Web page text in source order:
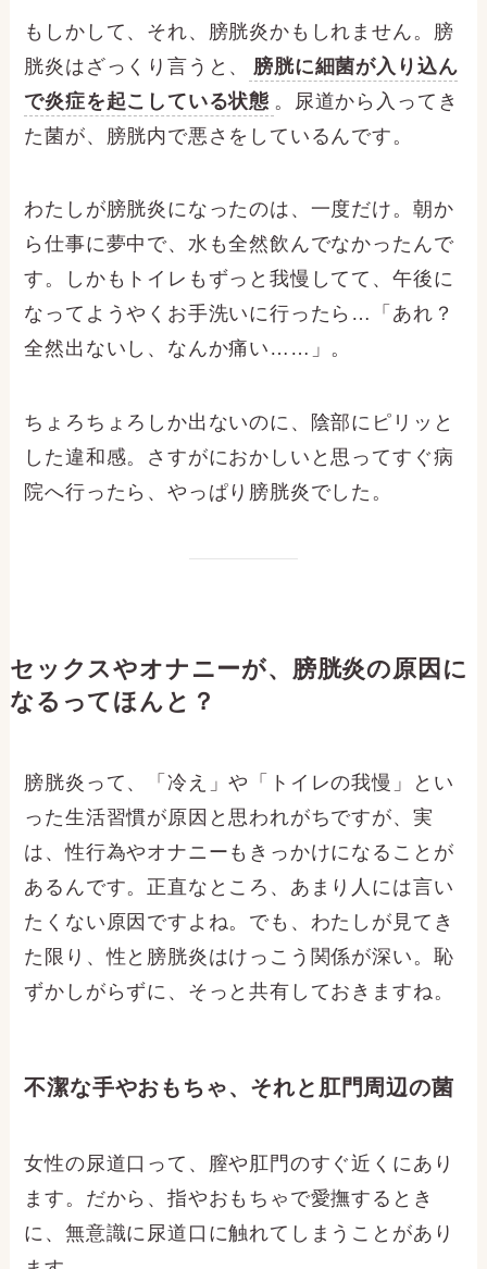
もしかして、それ、膀胱炎かもしれません。膀
胱炎はざっくり言うと、
膀胱に細菌が入り込ん
で炎症を起こしている状態 。尿道から入ってき
た菌が、膀胱内で悪さをしているんです。
わたしが膀胱炎になったのは、一度だけ。朝か
ら仕事に夢中で、水も全然飲んでなかったんで
す。しかもトイレもずっと我慢してて、午後に
なってようやくお手洗いに行ったら…「あれ？
全然出ないし、なんか痛い……」。
ちょろちょろしか出ないのに、陰部にピリッと
した違和感。さすがにおかしいと思ってすぐ病
院へ行ったら、やっぱり膀胱炎でした。
セックスやオナニーが、膀胱炎の原因に
なるってほんと？
膀胱炎って、「冷え」や「トイレの我慢」とい
った生活習慣が原因と思われがちですが、実
は、性行為やオナニーもきっかけになることが
あるんです。正直なところ、あまり人には言い
たくない原因ですよね。でも、わたしが見てき
た限り、性と膀胱炎はけっこう関係が深い。恥
ずかしがらずに、そっと共有しておきますね。
不潔な手やおもちゃ、それと肛門周辺の菌
女性の尿道口って、膣や肛門のすぐ近くにあり
ます。だから、指やおもちゃで愛撫するとき
に、無意識に尿道口に触れてしまうことがあり